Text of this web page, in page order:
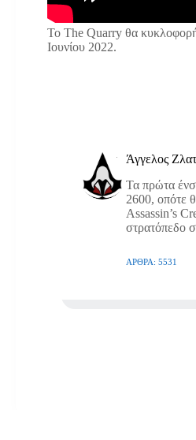
Το The Quarry θα
Ιουνίου 2022.
Άγγελος
Τα πρώτα
2600, οπότε
Assassin’s
στρατόπεδο
ΆΡΘΡΑ: 5531